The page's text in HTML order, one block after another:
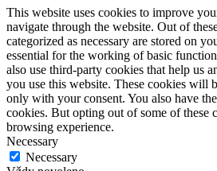
This website uses cookies to improve
navigate through the website. Out of
categorized as necessary are stored on
essential for the working of basic
also use third-party cookies that help us
you use this website. These cookies will
only with your consent. You also have
cookies. But opting out of some of these
browsing experience.
Necessary
Necessary